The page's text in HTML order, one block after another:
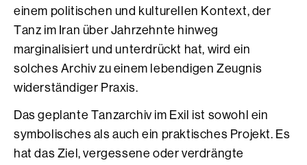
einem politischen und kulturellen Kontext, der
Tanz im Iran über Jahrzehnte hinweg
marginalisiert und unterdrückt hat, wird ein
solches Archiv zu einem lebendigen Zeugnis
widerständiger Praxis.
Das geplante Tanzarchiv im Exil ist sowohl ein
symbolisches als auch ein praktisches Projekt. Es
hat das Ziel, vergessene oder verdrängte